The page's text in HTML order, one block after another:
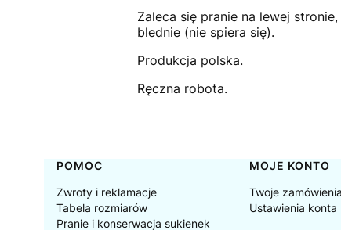
Zaleca się pranie na lewej
blednie (nie spiera się).
Produkcja polska.
Ręczna robota.
Linki w stopce
POMOC
Zwroty i reklamacje
Tabela rozmiarów
Pranie i konserwacja sukienek
MOJE KONTO
Twoje zamówienia
Ustawienia konta